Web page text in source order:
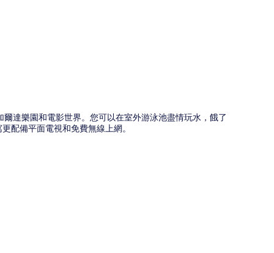
爾達樂園和電影世界。您可以在室外游泳池盡情玩水，餓了
配備平面電視和免費無線上網。